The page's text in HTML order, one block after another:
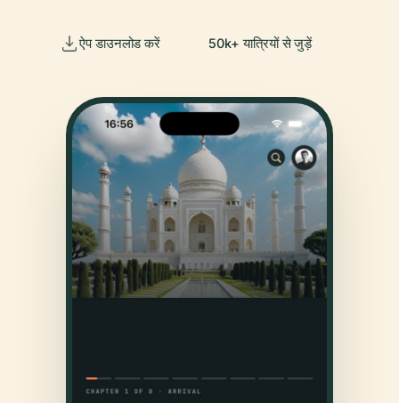
ऐप डाउनलोड करें 50k+ यात्रियों से जुड़ें